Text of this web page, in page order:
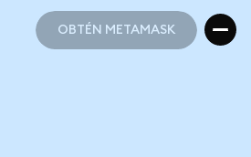
OBTÉN METAMASK